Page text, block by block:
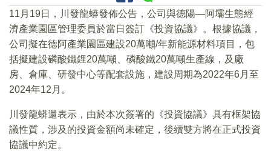
11月19日，川發龍蟒發佈公告，公司與德陽―阿壩生態經
濟產業園區管理委員於當日簽訂《投資協議》。根據協議，
公司擬在德阿產業園區建設20萬噸/年新能源材料項目，包
括擬建設磷酸鐵鋰20萬噸、磷酸鐵20萬噸生產線，及廠
房、倉庫、研發中心等配套設施，建設周期為2022年6月至
2024年12月。
川發龍蟒還表示，由於本次簽署的《投資協議》具有框架協
議性質，涉及的投資金額尚未確定，後續雙方將在正式投資
協議中約定。